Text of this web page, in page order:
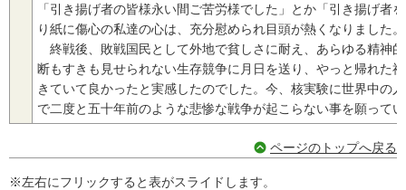
「引き揚げ者の皆様永い間ご苦労様でした」とか「引き揚げ者
り紙に傷心の私達の心は、充分慰められ目頭が熱くなりました。
終戦後、敗戦国民として外地で貧しさに耐え、あらゆる精神
断もすきも見せられない生存競争に月日を送り、やっと帰れた
きていて良かったと実感したのでした。今、核実験に世界中の
で二度と五十年前のような悲惨な戦争が起こらない事を願って
ページのトップへ戻る
※左右にフリックすると表がスライドします。